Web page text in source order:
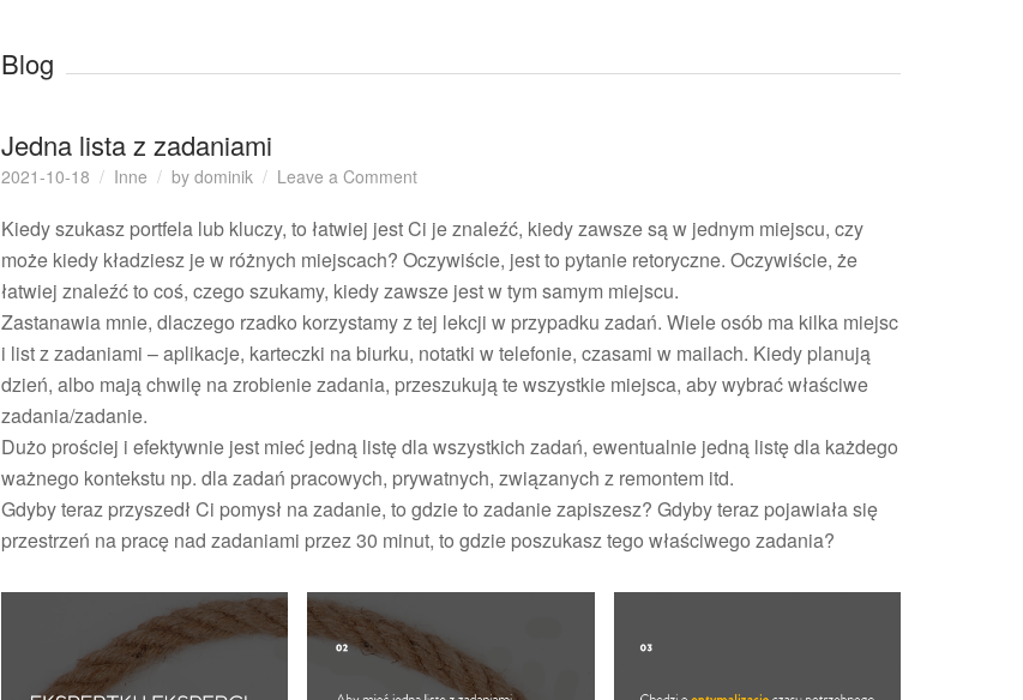
Blog
Jedna lista z zadaniami
2021-10-18 Inne by dominik Leave a Commenton
lista
z
zadaniami
Kiedy szukasz portfela lub kluczy, to łatwiej jest Ci je znaleźć, kiedy zawsze są w jednym miejscu, czy
może kiedy kładziesz je w różnych miejscach? Oczywiście, jest to pytanie retoryczne. Oczywiście, że
łatwiej znaleźć to coś, czego szukamy, kiedy zawsze jest w tym samym miejscu.
Zastanawia mnie, dlaczego rzadko korzystamy z tej lekcji w przypadku zadań. Wiele osób ma kilka miejsc
i list z zadaniami – aplikacje, karteczki na biurku, notatki w telefonie, czasami w mailach. Kiedy planują
dzień, albo mają chwilę na zrobienie zadania, przeszukują te wszystkie miejsca, aby wybrać właściwe
zadania/zadanie.
Dużo prościej i efektywnie jest mieć jedną listę dla wszystkich zadań, ewentualnie jedną listę dla każdego
ważnego kontekstu np. dla zadań pracowych, prywatnych, związanych z remontem itd.
Gdyby teraz przyszedł Ci pomysł na zadanie, to gdzie to zadanie zapiszesz? Gdyby teraz pojawiała się
przestrzeń na pracę nad zadaniami przez 30 minut, to gdzie poszukasz tego właściwego zadania?